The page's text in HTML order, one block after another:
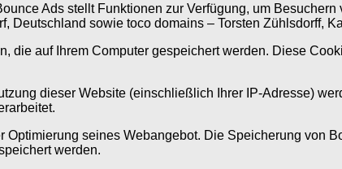
Ads stellt Funktionen zur Verfügung, um
Deutschland sowie toco domains – Torsten Zühlsdorff,
die auf Ihrem Computer gespeichert werden. Diese
dieser Website (einschließlich Ihrer IP-Adresse)
seines Webangebot. Die Speicherung von
werden.